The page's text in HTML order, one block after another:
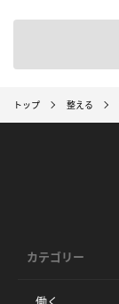
トップ 整える
カテゴリー